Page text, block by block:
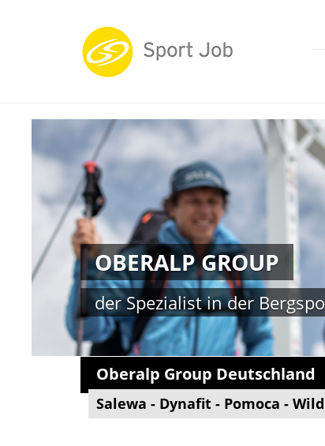
OBERALP GROUP
der Spezialist in der
Oberalp Group Deutschland
Salewa - Dynafit - Pomoca -